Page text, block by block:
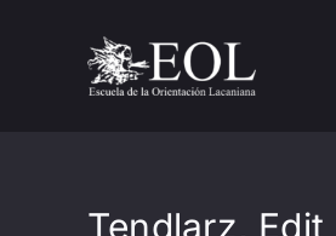
contenido
Tendlarz, Edit